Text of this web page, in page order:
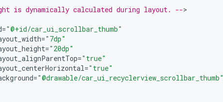
is dynamically calculated during layout. --
="@+id/car_ui_scrollbar_thumb"
="7dp"
="20dp"
="true"
="true"
="@drawable/car_ui_recyclerview_scrollbar_thumb"